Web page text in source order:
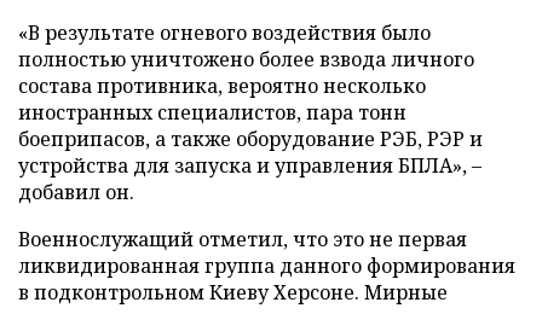
«В результате огневого воздействия было
полностью уничтожено более взвода личного
состава противника, вероятно несколько
иностранных специалистов, пара тонн
боеприпасов, а также оборудование РЭБ, РЭР и
устройства для запуска и управления БПЛА», –
добавил он.
Военнослужащий отметил, что это не первая
ликвидированная группа данного формирования
в подконтрольном Киеву Херсоне. Мирные